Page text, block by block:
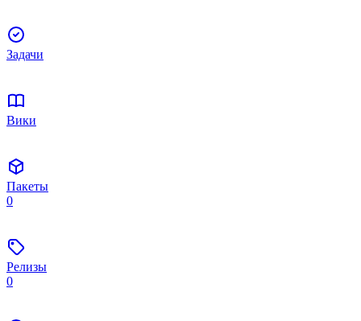
Задачи
Вики
Пакеты
0
Релизы
0